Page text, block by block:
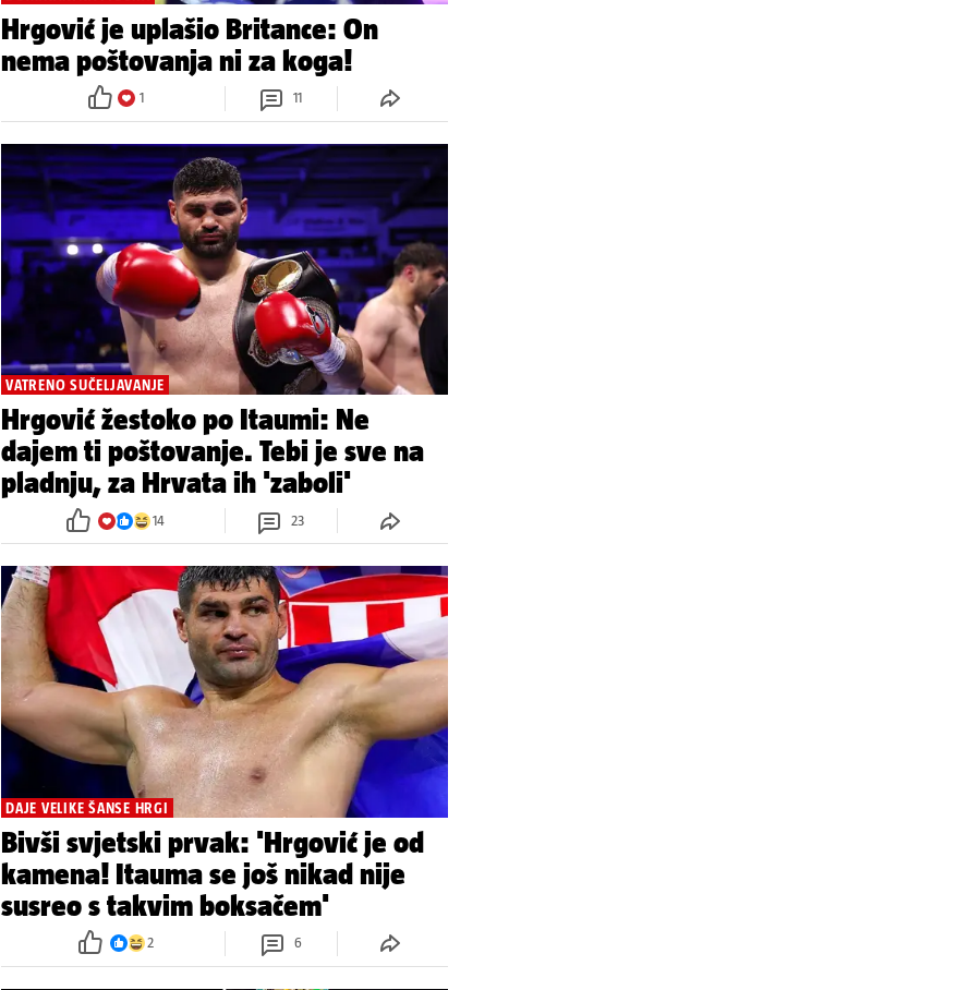
Hrgović je uplašio Britance: On
nema poštovanja ni za koga!
1 11
VATRENO SUČELJAVANJE
Hrgović žestoko po Itaumi: Ne
dajem ti poštovanje. Tebi je sve na
pladnju, za Hrvata ih 'zaboli'
14 23
DAJE VELIKE ŠANSE HRGI
Bivši svjetski prvak: 'Hrgović je od
kamena! Itauma se još nikad nije
susreo s takvim boksačem'
2 6